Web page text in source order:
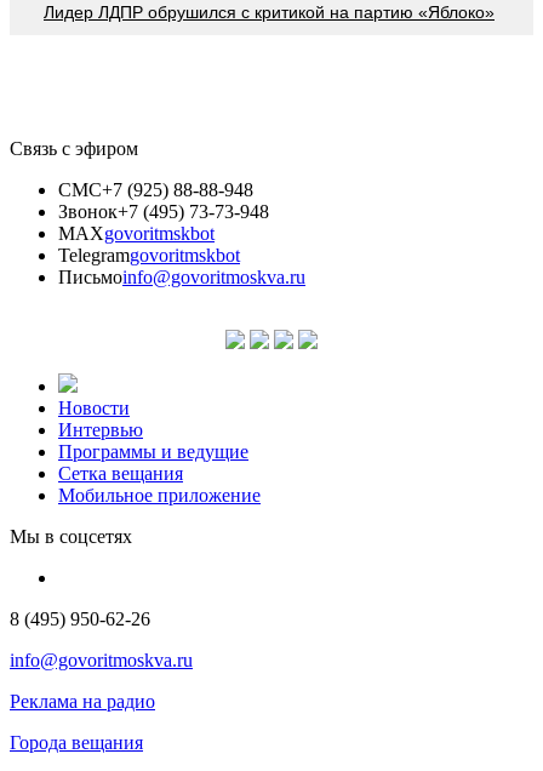
Лидер ЛДПР обрушился с критикой на партию «Яблоко»
Связь с эфиром
СМС+7 (925) 88-88-948
Звонок+7 (495) 73-73-948
MAXgovoritmskbot
Telegramgovoritmskbot
Письмоinfo@govoritmoskva.ru
Новости
Интервью
Программы и ведущие
Сетка вещания
Мобильное приложение
Мы в соцсетях
8 (495) 950-62-26
info@govoritmoskva.ru
Реклама на радио
Города вещания